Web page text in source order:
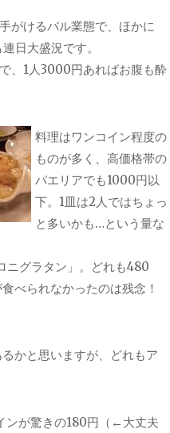
がけるバル業態で、ほかに
日大盛況です。
、1人3000円あればお腹も酔
料理はワンコイン程度の
ものが多く、高価格帯の
パエリアでも1000円以
下。1皿は2人ではちょっ
と多いかも…という量な
ニグラタン」。どれも480
べられなかったのは残念！
かと思いますが、どれもア
ンが驚きの180円（←大丈夫